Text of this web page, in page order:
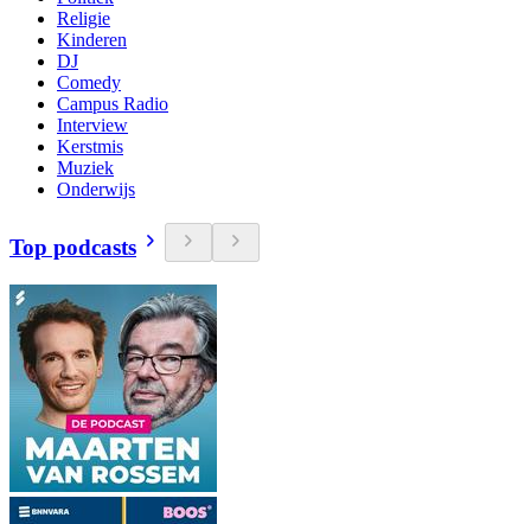
Religie
Kinderen
DJ
Comedy
Campus Radio
Interview
Kerstmis
Muziek
Onderwijs
Top podcasts